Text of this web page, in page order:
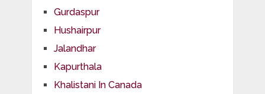
Gurdaspur
Hushairpur
Jalandhar
Kapurthala
Khalistani In Canada